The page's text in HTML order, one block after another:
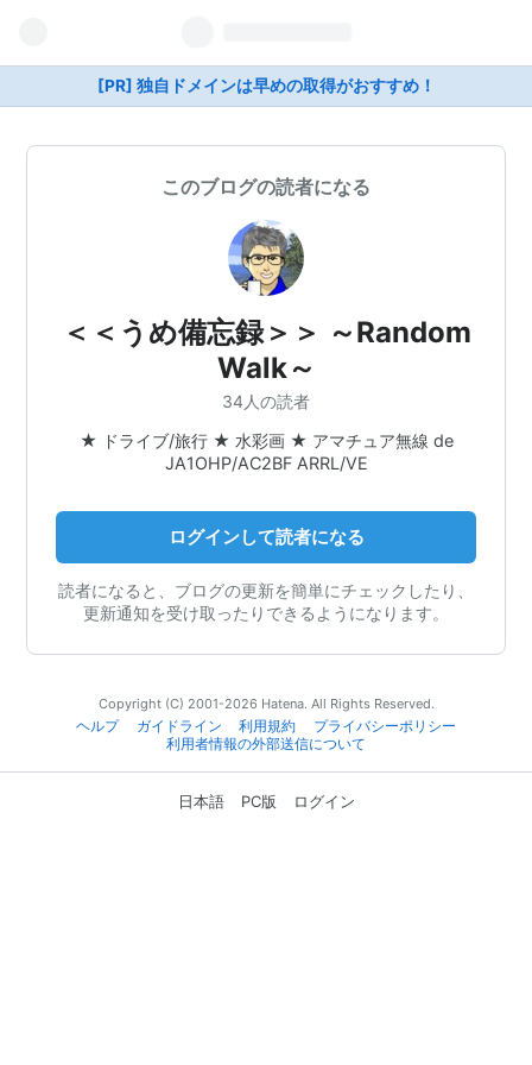
[PR] 独自ドメインは早めの取得がおすすめ！
このブログの読者になる
＜＜うめ備忘録＞＞ ～Random
Walk～
34人の読者
★ ドライブ/旅行 ★ 水彩画 ★ アマチュア無線 de
JA1OHP/AC2BF ARRL/VE
ログインして読者になる
読者になると、ブログの更新を簡単にチェックしたり、
更新通知を受け取ったりできるようになります。
Copyright (C) 2001-2026 Hatena. All Rights Reserved.
ヘルプ
ガイドライン 利用規約
プライバシーポリシー
利用者情報の外部送信について
日本語 PC版 ログイン